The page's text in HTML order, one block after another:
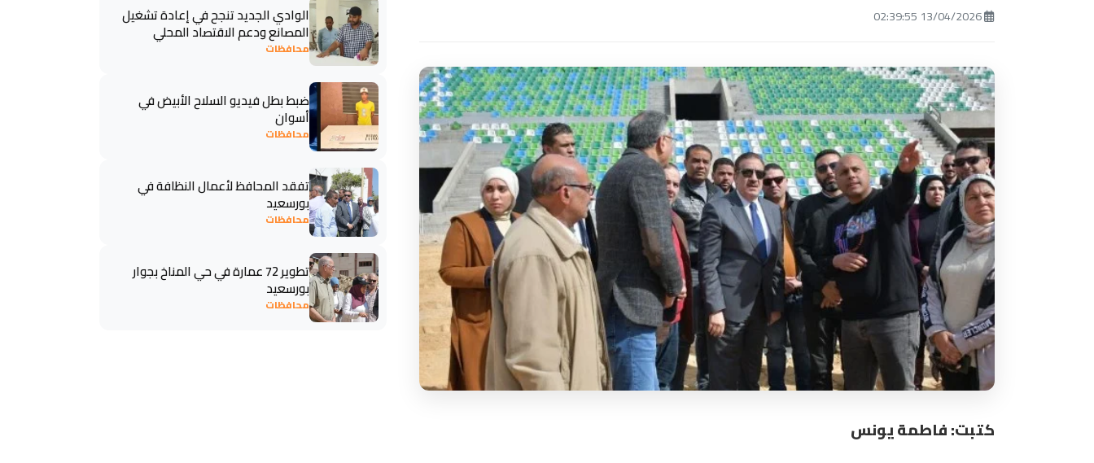
كتبت: فاطمة يونس
الوادي الجديد تنجح في إعادة تشغيل
المصانع ودعم الاقتصاد المحلي
محافظات
ضبط بطل فيديو السلاح الأبيض في
أسوان
محافظات
تفقد المحافظ لأعمال النظافة في
بورسعيد
محافظات
تطوير 72 عمارة في حي المناخ بجوار
بورسعيد
محافظات